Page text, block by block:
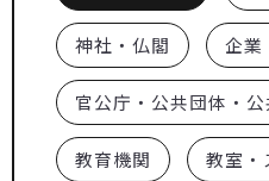
神社・仏閣 企業
官公庁・公共団体・公
教育機関 教室・